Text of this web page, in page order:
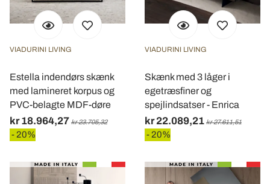
VIADURINI LIVING
Estella indendørs skænk
med lamineret korpus og
PVC-belagte MDF-døre
kr 18.964,27 kr 23.705,32
- 20%
VIADURINI LIVING
Skænk med 3 låger i
egetræsfiner og
spejlindsatser - Enrica
kr 22.089,21 kr 27.611,51
- 20%